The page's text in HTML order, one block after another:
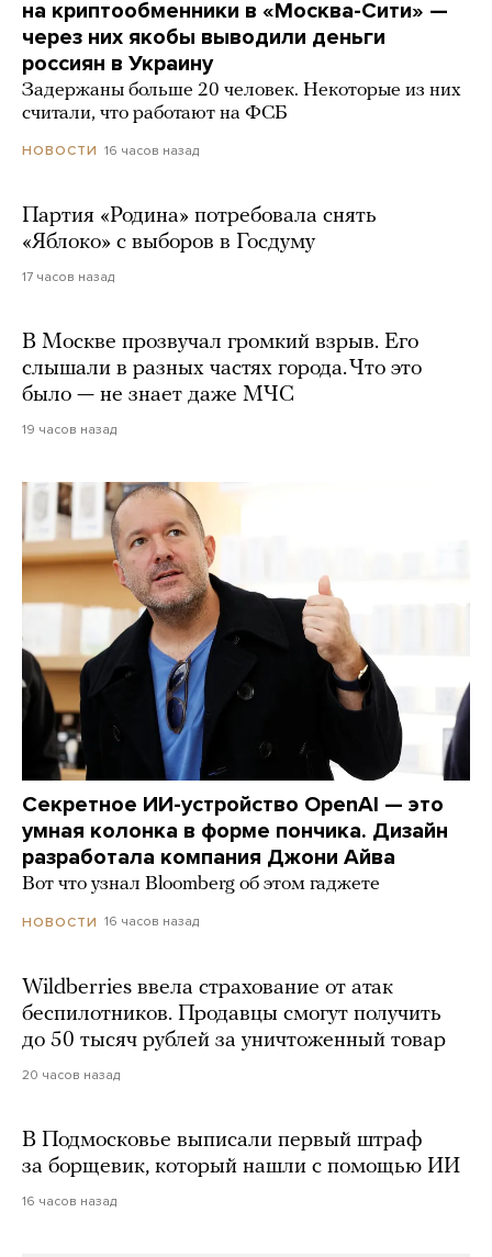
на криптообменники в «Москва-Сити» —
через них якобы выводили деньги
россиян в Украину
Задержаны больше 20 человек. Некоторые из них
считали, что работают на ФСБ
НОВОСТИ 16 часов назад
Партия «Родина» потребовала снять
«Яблоко» с выборов в Госдуму
17 часов назад
В Москве прозвучал громкий взрыв. Его
слышали в разных частях города. Что это
было — не знает даже МЧС
19 часов назад
Секретное ИИ-устройство OpenAI — это
умная колонка в форме пончика. Дизайн
разработала компания Джони Айва
Вот что узнал Bloomberg об этом гаджете
НОВОСТИ 16 часов назад
Wildberries ввела страхование от атак
беспилотников. Продавцы смогут получить
до 50 тысяч рублей за уничтоженный товар
20 часов назад
В Подмосковье выписали первый штраф
за борщевик, который нашли с помощью ИИ
16 часов назад